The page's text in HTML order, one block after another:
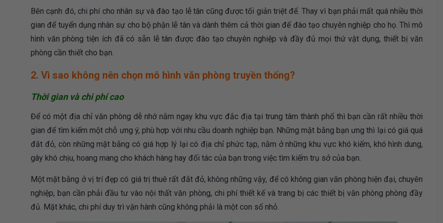
Bên cạnh đó, chi phí cho nhân sự và đào tạo lễ tân cũng được tối giản triệt để. Thay vì bạn phải mất quá nhiều thời
gian để tuyển dụng nhân sự cho bộ phận lễ tân và dành thêm cả thời gian để đào tạo chuyên nghiệp cho họ. Thì mô
hình văn phòng tiện ích đã có sẵn lễ tân được đào tạo chuyên nghiệp và đầy đủ mọi thứ vật dụng, thiết bị văn
phòng cần thiết cho bạn.
2. Vì sao không nên chọn mô hình văn phòng truyền thống?
Thời gian và chi phí cao
Để có một địa chỉ văn phòng dễ nhớ nằm ngay khu vực đắc địa tại trung tâm thành phố thì bạn cần rất nhiều thời
gian để tìm kiếm một chỗ ưng ý, phù hợp với nhu cầu doanh nghiệp bạn. Những mặt bằng bạn ưng thì lại có giá quá
đắt đỏ, còn những mặt bằng có giá hợp lý lại có địa chỉ phức tạp, nằm ở những khu vực khó kiếm, khó hình dung,
gây khó chịu, hoang mang cho khách hàng hay đối tác của bạn trong việc tìm kiếm trụ sở của bạn.
Một mặt bằng ở vị trí đẹp có giá trị thuê rất đắt đỏ, không những vậy, để có không gian văn phòng hiện đại, chuyên
nghiệp, bạn cần phải đầu tư vào nội thất văn phòng, chi phí thiết kế và trang bị các thiết bị văn phòng phòng đầy
đủ. Mặt khác, chi phí duy trì vận hành cũng không phải là một con số nhỏ.